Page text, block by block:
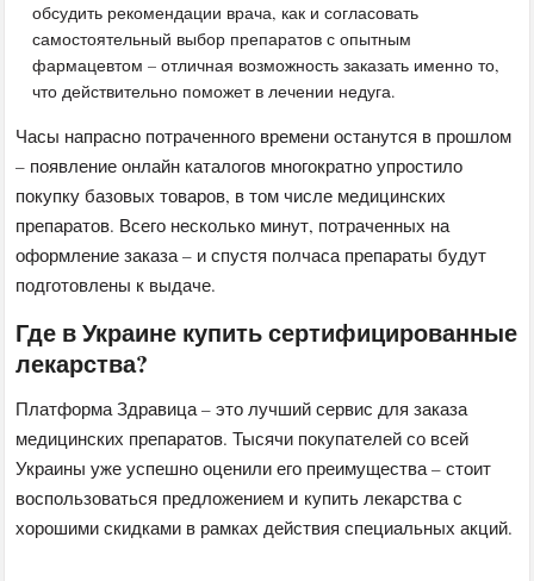
обсудить рекомендации врача, как и согласовать
самостоятельный выбор препаратов с опытным
фармацевтом – отличная возможность заказать именно то,
что действительно поможет в лечении недуга.
Часы напрасно потраченного времени останутся в прошлом
– появление онлайн каталогов многократно упростило
покупку базовых товаров, в том числе медицинских
препаратов. Всего несколько минут, потраченных на
оформление заказа – и спустя полчаса препараты будут
подготовлены к выдаче.
Где в Украине купить сертифицированные
лекарства?
Платформа Здравица – это лучший сервис для заказа
медицинских препаратов. Тысячи покупателей со всей
Украины уже успешно оценили его преимущества – стоит
воспользоваться предложением и купить лекарства с
хорошими скидками в рамках действия специальных акций.